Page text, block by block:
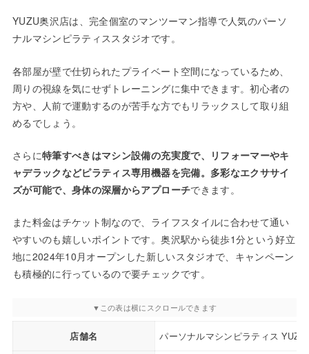
YUZU奥沢店は、完全個室のマンツーマン指導で人気のパーソ
ナルマシンピラティススタジオです。
各部屋が壁で仕切られたプライベート空間になっているため、
周りの視線を気にせずトレーニングに集中できます。初心者の
方や、人前で運動するのが苦手な方でもリラックスして取り組
めるでしょう。
さらに特筆すべきはマシン設備の充実度で、リフォーマーやキ
ャデラックなどピラティス専用機器を完備。多彩なエクササイ
ズが可能で、身体の深層からアプローチできます。
また料金はチケット制なので、ライフスタイルに合わせて通い
やすいのも嬉しいポイントです。奥沢駅から徒歩1分という好立
地に2024年10月オープンした新しいスタジオで、キャンペーン
も積極的に行っているので要チェックです。
店舗名 パーソナルマシンピラティス YUZU